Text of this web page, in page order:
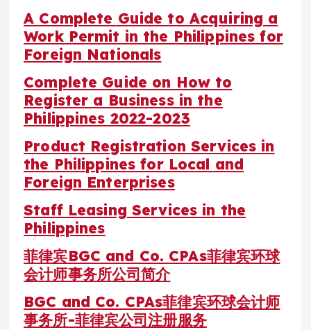
A Complete Guide to Acquiring a
Work Permit in the Philippines for
Foreign Nationals
Complete Guide on How to
Register a Business in the
Philippines 2022-2023
Product Registration Services in
the Philippines for Local and
Foreign Enterprises
Staff Leasing Services in the
Philippines
菲律宾BGC and Co. CPAs菲律宾环球
会计师事务所公司简介
BGC and Co. CPAs菲律宾环球会计师
事务所-菲律宾公司注册服务